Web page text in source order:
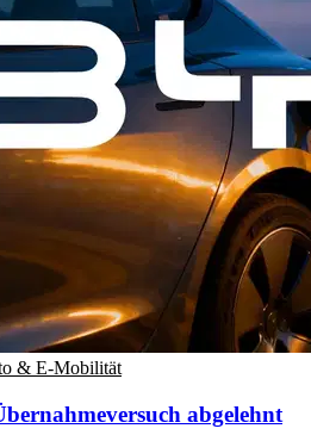
& E-Mobilität
abgelehnt